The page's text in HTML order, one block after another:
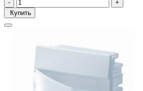
Купить